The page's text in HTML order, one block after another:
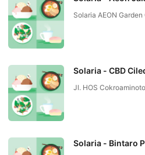
Solaria AEON
Solaria - CBD
Jl. HOS
Solaria - Bintaro